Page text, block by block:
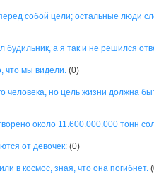
собой цели; остальные люди
будильник, а я так и не решился
что мы видели. (0)
человека, но цель жизни должна
около 11.600.000.000 тонн
от девочек: (0)
в космос, зная, что она погибнет.